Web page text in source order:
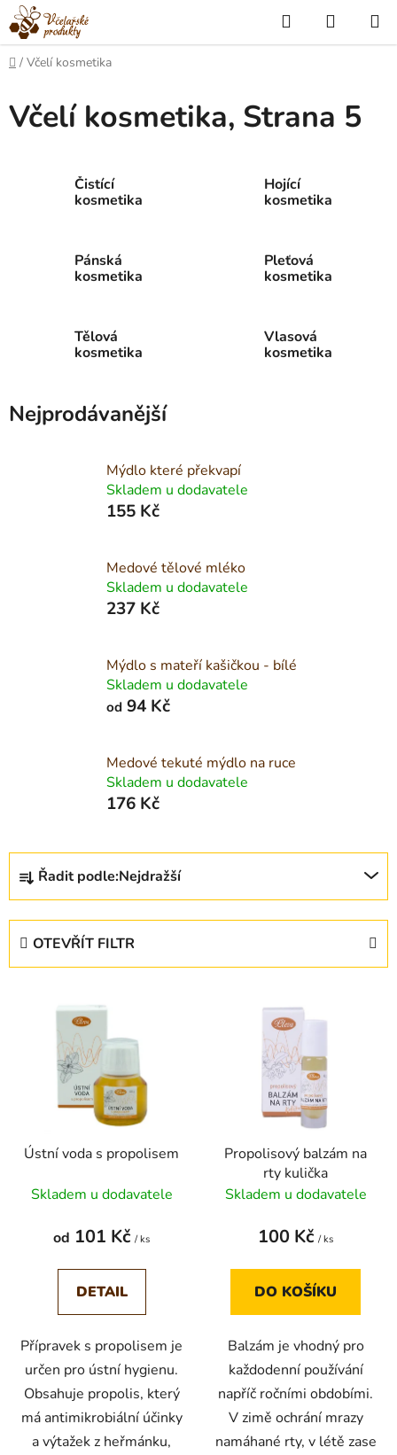
Přejít
na
obsah
Hledat
KOŠÍK
Domů
/ Včelí kosmetika
Včelí kosmetika, Strana 5
Čistící
kosmetika
Hojící
kosmetika
Pánská
kosmetika
Pleťová
kosmetika
Tělová
kosmetika
Vlasová
kosmetika
Nejprodávanější
Mýdlo které překvapí
Skladem u dodavatele
155 Kč
Medové tělové mléko
Skladem u dodavatele
237 Kč
Mýdlo s mateří kašičkou - bílé
Skladem u dodavatele
od 94 Kč
Medové tekuté mýdlo na ruce
Skladem u dodavatele
176 Kč
Ř
z
Řadit podle:Nejdražší
OTEVŘÍT FILTR
Ústní voda s propolisem
Skladem u dodavatele
od 101 Kč / ks
DETAIL
Přípravek s propolisem je
určen pro ústní hygienu.
Obsahuje propolis, který
má antimikrobiální účinky
a výtažek z heřmánku,
Propolisový balzám na
rty kulička
Skladem u dodavatele
100 Kč / ks
DO KOŠÍKU
Balzám je vhodný pro
každodenní používání
napříč ročními obdobími.
V zimě ochrání mrazy
namáhané rty, v létě zase